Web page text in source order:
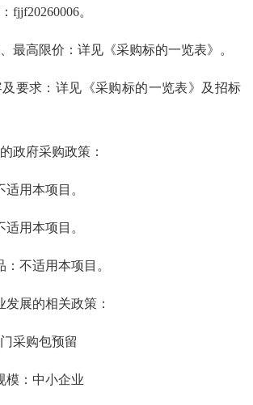
。
高限价：详见《采购标的一览表》。
求：详见《采购标的一览表》及招标
府采购政策：
用本项目。
用本项目。
不适用本项目。
展的相关政策：
采购包预留
：中小企业